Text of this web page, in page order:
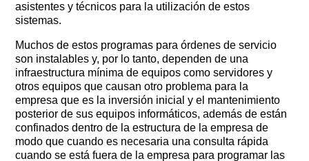
asistentes y técnicos para la utilización de estos
sistemas.
Muchos de estos programas para órdenes de servicio
son instalables y, por lo tanto, dependen de una
infraestructura mínima de equipos como servidores y
otros equipos que causan otro problema para la
empresa que es la inversión inicial y el mantenimiento
posterior de sus equipos informáticos, además de están
confinados dentro de la estructura de la empresa de
modo que cuando es necesaria una consulta rápida
cuando se está fuera de la empresa para programar las